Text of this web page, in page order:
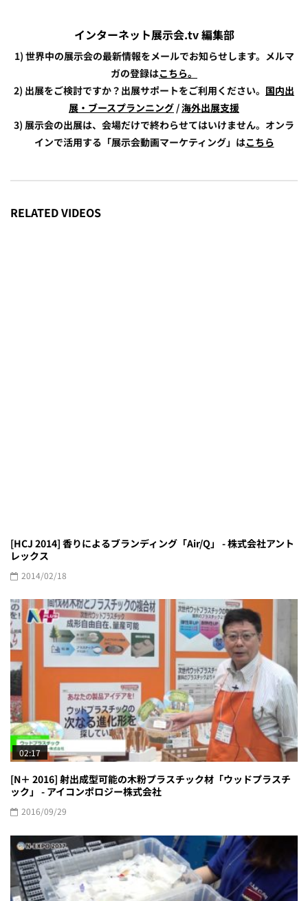
インターネット展示会.tv 編集部
1) 世界中の展示会の最新情報をメールでお知らせします。メルマ
ガの登録はこちら。
2) 出展をご検討ですか？出展サポートをご利用ください。 国内出
展・ブースプランニング /海外出展支援
3) 展示会の出展は、会場だけで終わらせてはいけません。オンラ
インで活用する「展示会動画マーケティング」はこちら
RELATED VIDEOS
[HCJ 2014] 香りによるブランディング「Air/Q」 - 株式会社アント
レックス
2014/02/18
02:17
[N＋ 2016] 射出成型可能の木粉プラスチック材「ウッドプラスチ
ック」 - アイコンポロジー株式会社
2016/09/29